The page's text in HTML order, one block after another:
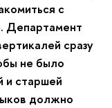
с
Департамент
сразу
не было
и старшей
должно